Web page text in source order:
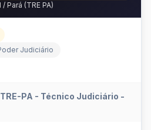
Pará (TRE PA)
Judiciário
PA - Técnico Judiciário -